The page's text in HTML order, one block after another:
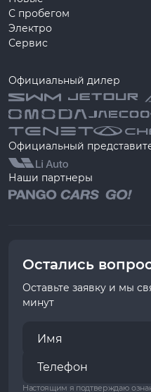
С пробегом
Электро
Сервис
Официальный дилер
Официальный
Наши партнеры
Остались
Оставьте заявку и мы
минут
Настоящим я подтверждаю